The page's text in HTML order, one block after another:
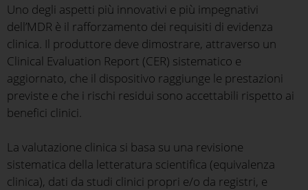
Uno degli aspetti più innovativi e più impegnativi
dell’MDR è il rafforzamento dei requisiti di evidenza
clinica. Il produttore deve dimostrare, attraverso un
Clinical Evaluation Report (CER) sistematico e
aggiornato, che il dispositivo raggiunge le prestazioni
previste e che i rischi residui sono accettabili rispetto ai
benefici clinici.
La valutazione clinica si basa su una revisione
sistematica della letteratura scientifica (equivalenza
clinica), dati da studi clinici propri e/o da registri, e